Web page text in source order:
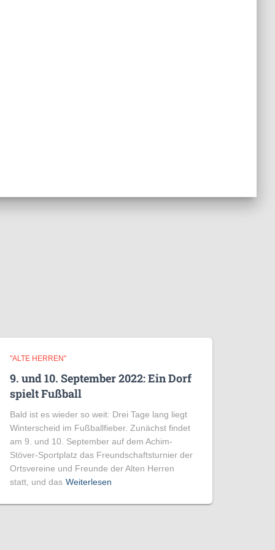
"ALTE HERREN"
9. und 10. September 2022: Ein Dorf
spielt Fußball
Bald ist es wieder so weit: Drei Tage lang liegt
Winterscheid im Fußballfieber. Zunächst findet
am 9. und 10. September auf dem Achim-
Stöver-Sportplatz das Freundschaftsturnier der
Ortsvereine und Freunde der Alten Herren
statt, und das Weiterlesen